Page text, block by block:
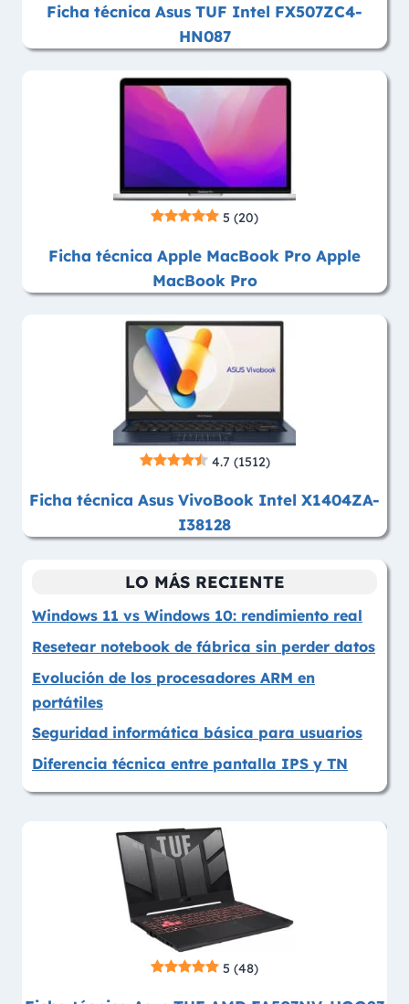
Ficha técnica Asus TUF Intel FX507ZC4-
HN087
5 (20)
Ficha técnica Apple MacBook Pro Apple
MacBook Pro
4.7 (1512)
Ficha técnica Asus VivoBook Intel X1404ZA-
I38128
LO MÁS RECIENTE
Windows 11 vs Windows 10: rendimiento real
Resetear notebook de fábrica sin perder datos
Evolución de los procesadores ARM en
portátiles
Seguridad informática básica para usuarios
Diferencia técnica entre pantalla IPS y TN
5 (48)